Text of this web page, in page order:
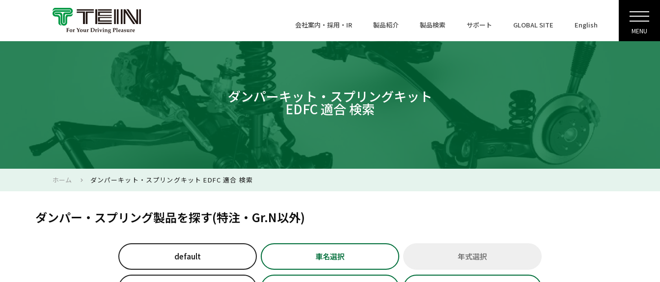
会社案内・採用・IR 製品紹介 製品検索 サポート GLOBAL SITE English
MENU
ダンパーキット・スプリングキット
EDFC 適合 検索
ホーム ダンパーキット・スプリングキット EDFC 適合 検索
ダンパー・スプリング製品を探す(特注・Gr.N以外)
default 車名選択 年式選択